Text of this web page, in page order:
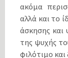
ακόμα
αλλά και το
άσκησης και
της ψυχής
φιλότιμο